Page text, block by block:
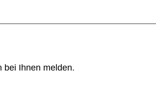
bei Ihnen melden.